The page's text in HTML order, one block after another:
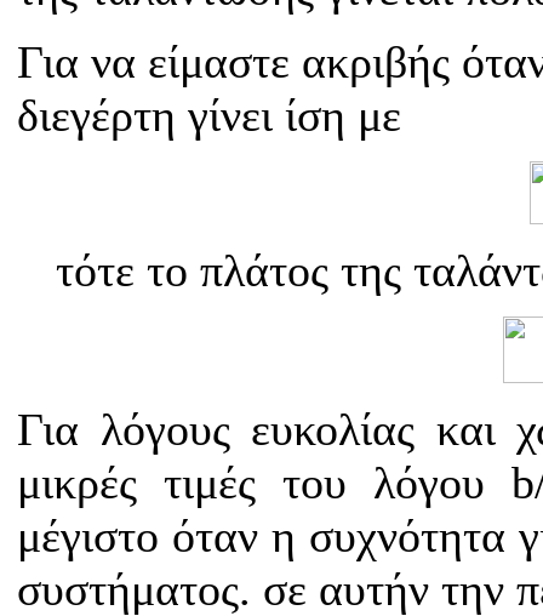
Για να είμαστε ακριβής
διεγέρτη γίνει ίση με
τότε το πλάτος της
Για λόγους ευκολίας και
μικρές τιμές του λόγου
μέγιστο όταν η συχνότητα
συστήματος. σε αυτήν την